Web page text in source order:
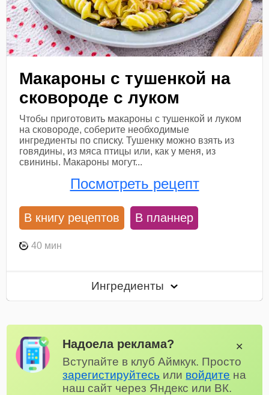
Макароны с тушенкой на
сковороде с луком
Чтобы приготовить макароны с тушенкой и луком
на сковороде, соберите необходимые
ингредиенты по списку. Тушенку можно взять из
говядины, из мяса птицы или, как у меня, из
свинины. Макароны могут...
Посмотреть рецепт
В книгу рецептов В планнер
40 мин
Ингредиенты
Надоела реклама?
Вступайте в клуб Аймкук. Просто
зарегистируйтесь или войдите на
наш сайт через Яндекс или ВК.
✕